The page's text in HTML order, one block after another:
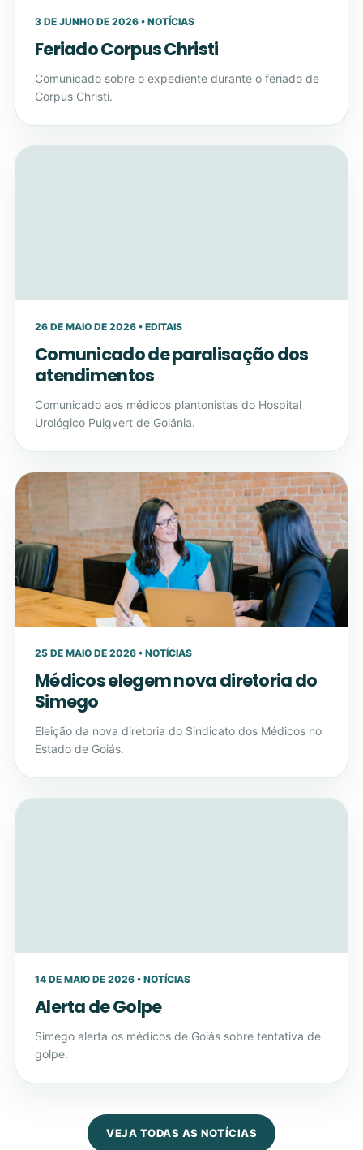
3 DE JUNHO DE 2026 • NOTÍCIAS
Feriado Corpus Christi
Comunicado sobre o expediente durante o feriado de
Corpus Christi.
26 DE MAIO DE 2026 • EDITAIS
Comunicado de paralisação dos
atendimentos
Comunicado aos médicos plantonistas do Hospital
Urológico Puigvert de Goiânia.
25 DE MAIO DE 2026 • NOTÍCIAS
Médicos elegem nova diretoria do
Simego
Eleição da nova diretoria do Sindicato dos Médicos no
Estado de Goiás.
14 DE MAIO DE 2026 • NOTÍCIAS
Alerta de Golpe
Simego alerta os médicos de Goiás sobre tentativa de
golpe.
VEJA TODAS AS NOTÍCIAS